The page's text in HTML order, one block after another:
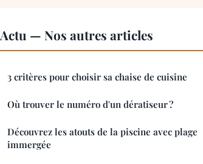
Actu — Nos autres articles
3 critères pour choisir sa chaise de cuisine
Où trouver le numéro d'un dératiseur ?
Découvrez les atouts de la piscine avec plage
immergée